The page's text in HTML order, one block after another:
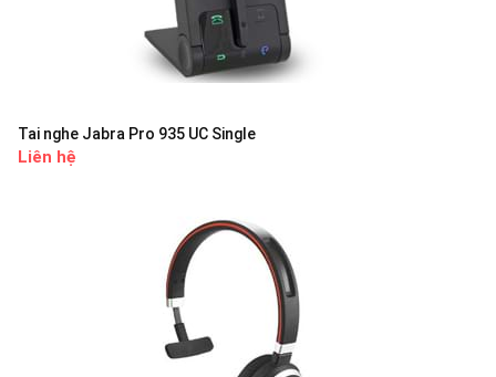
Tai nghe Jabra Pro 935 UC Single
Liên hệ